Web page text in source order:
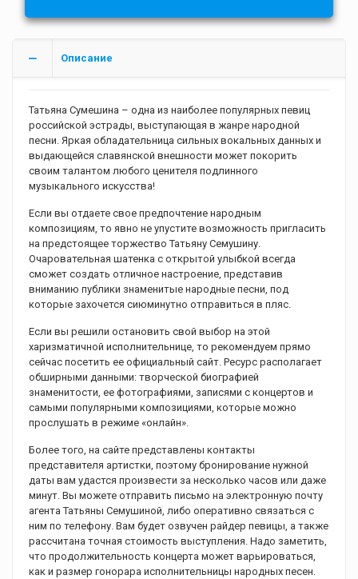
Описание
Татьяна Сумешина – одна из наиболее популярных певиц
российской эстрады, выступающая в жанре народной
песни. Яркая обладательница сильных вокальных данных и
выдающейся славянской внешности может покорить
своим талантом любого ценителя подлинного
музыкального искусства!
Если вы отдаете свое предпочтение народным
композициям, то явно не упустите возможность пригласить
на предстоящее торжество Татьяну Семушину.
Очаровательная шатенка с открытой улыбкой всегда
сможет создать отличное настроение, представив
вниманию публики знаменитые народные песни, под
которые захочется сиюминутно отправиться в пляс.
Если вы решили остановить свой выбор на этой
харизматичной исполнительнице, то рекомендуем прямо
сейчас посетить ее официальный сайт. Ресурс располагает
обширными данными: творческой биографией
знаменитости, ее фотографиями, записями с концертов и
самыми популярными композициями, которые можно
прослушать в режиме «онлайн».
Более того, на сайте представлены контакты
представителя артистки, поэтому бронирование нужной
даты вам удастся произвести за несколько часов или даже
минут. Вы можете отправить письмо на электронную почту
агента Татьяны Семушиной, либо оперативно связаться с
ним по телефону. Вам будет озвучен райдер певицы, а также
рассчитана точная стоимость выступления. Надо заметить,
что продолжительность концерта может варьироваться,
как и размер гонорара исполнительницы народных песен.